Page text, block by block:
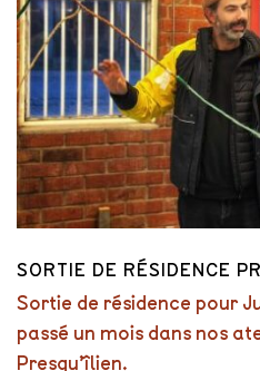
SORTIE DE RÉSIDENCE
Sortie de résidence pour
passé un mois dans nos
Presqu’îlien.